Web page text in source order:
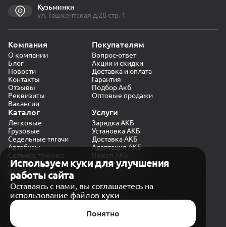
Используем куки для улучшения
работы сайта
Оставаясь с нами, вы соглашаетесь на
использование файлов куки
Понятно
Кузьминки
ул. Ташкентская д.28 стр. 1
Компания
О компании
Блог
Новости
Контакты
Отзывы
Реквизиты
Вакансии
Покупателям
Вопрос-ответ
Акции и скидки
Доставка и оплата
Гарантия
Подбор Акб
Оптовые продажи
Каталог
Легковые
Грузовые
Седельные тягачи
Автобусы
Сельхоз. техника
Экскаваторы
Автокраны
Услуги
Зарядка АКБ
Установка АКБ
Доставка АКБ
Адаптация АКБ
Выкуп АКБ
Проверка генератора
Политика конфиденциальности
Обработка персональных данных
Согласие на обработку в «Яндекс.Метрика»
Карта сайта
© CARAKB 2026. Все права защищены